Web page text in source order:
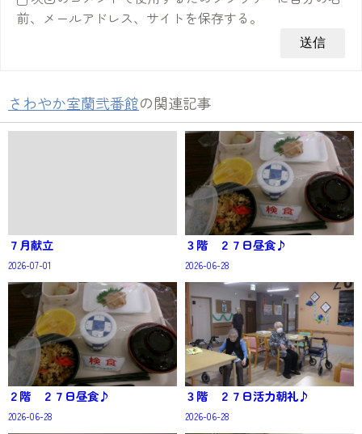
前、メールアドレス、サイトを保存する。
さわやか室蘭弐番館の関連記事
７月献立
2026-07-01
３階 ２７日昼食♪
2026-06-28
２階 ２７日昼食♪
2026-06-28
３階 ２７日活力朝礼♪
2026-06-28